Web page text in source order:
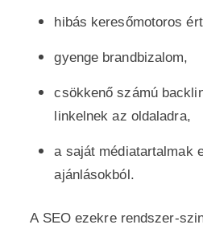
hibás keresőmotoros
gyenge brandbizalom,
csökkenő számú
linkelnek az oldaladra,
a saját médiatartalmak
ajánlásokból.
A SEO ezekre rendszer-